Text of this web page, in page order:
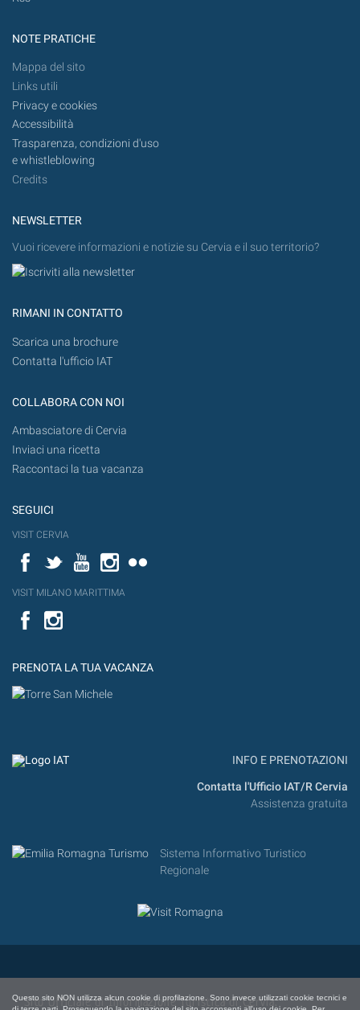
Questo sito NON utilizza alcun cookie di profilazione. Sono invece utilizzati cookie tecnici e
NOTE PRATICHE
Mappa del sito
Links utili
Privacy e cookies
Accessibilità
Trasparenza, condizioni d'uso
e whistleblowing
Credits
NEWSLETTER
Vuoi ricevere informazioni e notizie su Cervia e il suo territorio?
RIMANI IN CONTATTO
Scarica una brochure
Contatta l'ufficio IAT
COLLABORA CON NOI
Ambasciatore di Cervia
Inviaci una ricetta
Raccontaci la tua vacanza
SEGUICI
VISIT CERVIA
FacebookTwitterYouTubeInstagram
VISIT MILANO MARITTIMA
Facebook
PRENOTA LA TUA VACANZA
INFO E PRENOTAZIONI
Contatta l'Ufficio IAT/R Cervia
Assistenza gratuita
Sistema Informativo Turistico
Regionale
Sito Ufficiale di Informazione Turistica di Cervia,